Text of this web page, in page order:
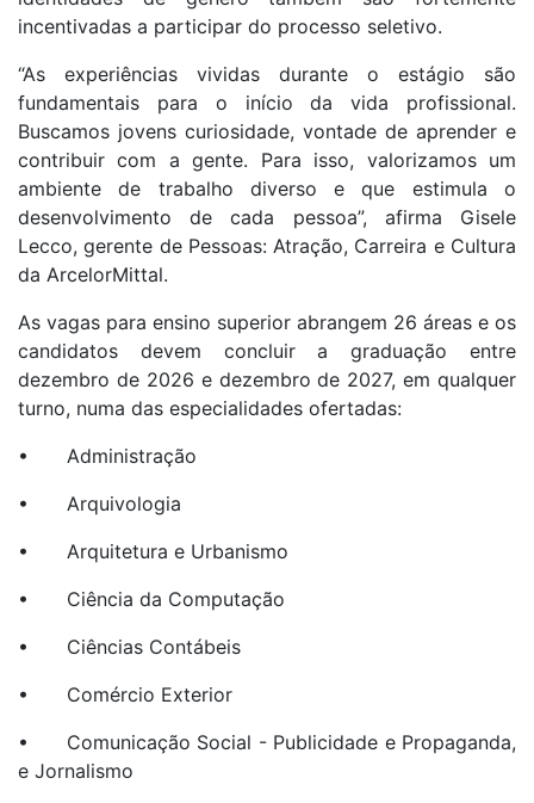
incentivadas a participar do processo seletivo.
“As experiências vividas durante o estágio são
fundamentais para o início da vida profissional.
Buscamos jovens curiosidade, vontade de aprender e
contribuir com a gente. Para isso, valorizamos um
ambiente de trabalho diverso e que estimula o
desenvolvimento de cada pessoa”, afirma Gisele
Lecco, gerente de Pessoas: Atração, Carreira e Cultura
da ArcelorMittal.
As vagas para ensino superior abrangem 26 áreas e os
candidatos devem concluir a graduação entre
dezembro de 2026 e dezembro de 2027, em qualquer
turno, numa das especialidades ofertadas:
• Administração
• Arquivologia
• Arquitetura e Urbanismo
• Ciência da Computação
• Ciências Contábeis
• Comércio Exterior
• Comunicação Social - Publicidade e Propaganda,
e Jornalismo